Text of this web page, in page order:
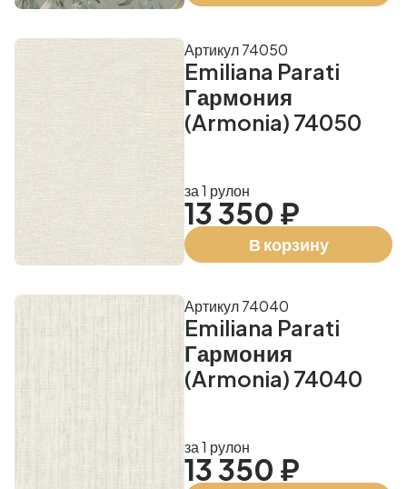
Emiliana Parati
Гармония
(Armonia) 74050
Артикул 74050
за 1 рулон
13 350 ₽
В корзину
Emiliana Parati
Гармония
(Armonia) 74040
Артикул 74040
за 1 рулон
13 350 ₽